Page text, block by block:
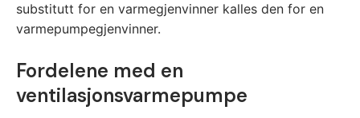
substitutt for en varmegjenvinner kalles den for en
varmepumpegjenvinner.
Fordelene med en
ventilasjonsvarmepumpe